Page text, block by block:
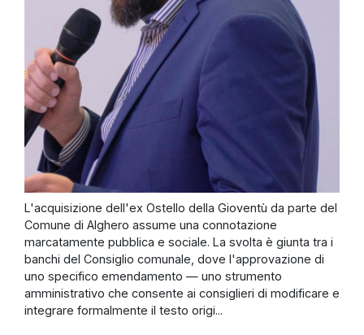
L'acquisizione dell'ex Ostello della Gioventù da parte del
Comune di Alghero assume una connotazione
marcatamente pubblica e sociale. La svolta è giunta tra i
banchi del Consiglio comunale, dove l'approvazione di
uno specifico emendamento — uno strumento
amministrativo che consente ai consiglieri di modificare e
integrare formalmente il testo origi...